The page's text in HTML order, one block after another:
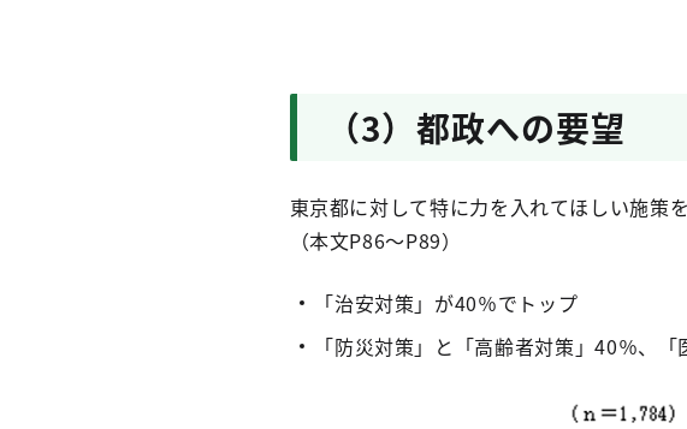
（3）都政への要望
東京都に対して特に力を入れてほしい施策
（本文P86～P89）
「治安対策」が40％でトップ
「防災対策」と「高齢者対策」40％、